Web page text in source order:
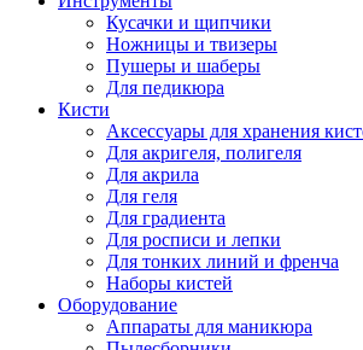
Кусачки и щипчики
Ножницы и твизеры
Пушеры и шаберы
Для педикюра
Кисти
Аксессуары для хранения
Для акригеля, полигеля
Для акрила
Для геля
Для градиента
Для росписи и лепки
Для тонких линий и френча
Наборы кистей
Оборудование
Аппараты для маникюра